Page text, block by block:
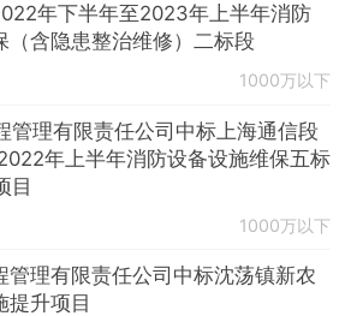
年下半年至2023年上半年消防
（含隐患整治维修）二标段
1000万以下
管理有限责任公司中标上海通信段
年上半年消防设备设施维保五标
目
1000万以下
管理有限责任公司中标沈荡镇新农
提升项目